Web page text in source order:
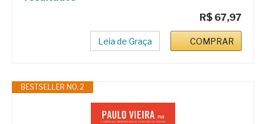
R$ 67,97
Leia de Graça COMPRAR
BESTSELLER NO. 2